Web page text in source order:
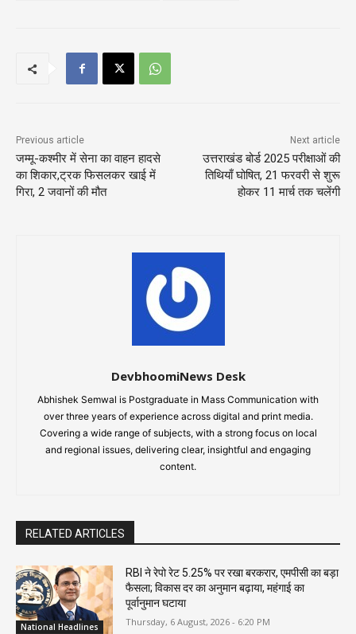
Previous article
जम्मू-कश्मीर में सेना का वाहन हादसे
का शिकार,ट्रक फिसलकर खाई में
गिरा, 2 जवानों की मौत
Next article
उत्तराखंड बोर्ड 2025 परीक्षाओं की
तिथियाँ घोषित, 21 फरवरी से शुरू
होकर 11 मार्च तक चलेंगी
DevbhoomiNews Desk
Abhishek Semwal is Postgraduate in Mass Communication with
over three years of experience across digital and print media.
Covering a wide range of subjects, with a strong focus on local
and regional issues, delivering clear, insightful and engaging
content.
RELATED ARTICLES
National Headlines
RBI ने रेपो रेट 5.25% पर रखा बरकरार, एमपीसी का बड़ा
फैसला; विकास दर का अनुमान बढ़ाया, महंगाई का
पूर्वानुमान घटाया
Thursday, 6 August, 2026 - 6:20 PM